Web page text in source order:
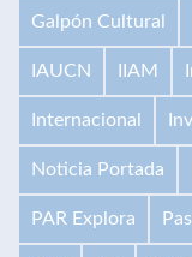
Galpón Cultural
IAUCN IIAM
Internacional
Noticia Portada
PAR Explora